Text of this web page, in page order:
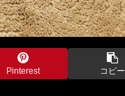
Pinterest コピー